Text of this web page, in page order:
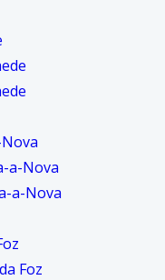
a-Nova
a-Nova
Foz